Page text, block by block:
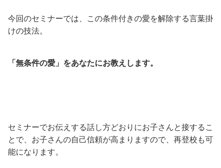
今回のセミナーでは、この条件付きの愛を解除する言葉掛
けの技法。
「無条件の愛」をあなたにお教えします。
セミナーでお伝えする話し方どおりにお子さんと接するこ
とで、お子さんの自己信頼が高まりますので、再登校も可
能になります。